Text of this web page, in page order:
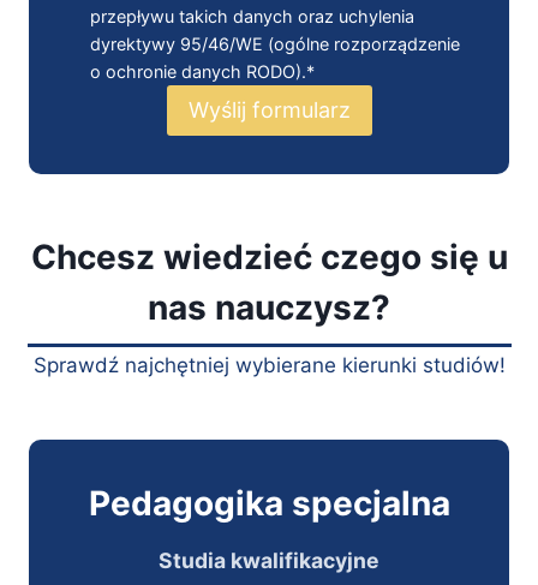
przepływu takich danych oraz uchylenia
dyrektywy 95/46/WE (ogólne rozporządzenie
o ochronie danych RODO).*
Wyślij formularz
Chcesz wiedzieć czego się u
nas nauczysz?
Sprawdź najchętniej wybierane kierunki studiów!
Pedagogika specjalna
Studia kwalifikacyjne